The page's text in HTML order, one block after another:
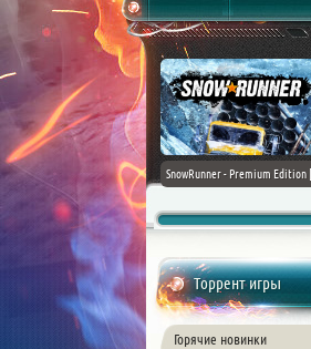
Assassin's Creed Black Flag
Resynced (2026) PC
SnowRunner - Premium Edition
Торрент игры
Горячие новинки